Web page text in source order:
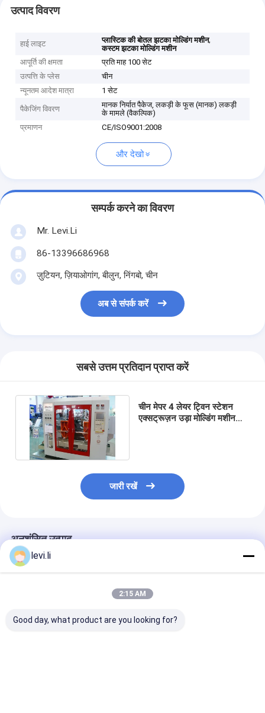
उत्पाद विवरण
हाई लाइट प्लास्टिक की बोतल झटका मोल्डिंग मशीन,
कस्टम झटका मोल्डिंग मशीन
आपूर्ति की क्षमता
प्रति माह 100 सेट
उत्पत्ति के प्लेस
चीन
न्यूनतम आदेश मात्रा
1 सेट
पैकेजिंग विवरण
मानक निर्यात पैकेज, लकड़ी के फूस (मानक) लकड़ी
के मामले (वैकल्पिक)
प्रमाणन
CE/ISO9001:2008
और देखो
सम्पर्क करने का विवरण
Mr. Levi.Li
86-13396686968
ज़ुटियन, ज़ियाओगांग, बीलुन, निंगबो, चीन
अब से संपर्क करें
सबसे उत्तम प्रतिदान प्राप्त करें
चीन मेपर 4 लेयर ट्विन स्टेशन
एक्सट्रूज़न उड़ा मोल्डिंग मशीन
जारी रखें
अनुशंसित उत्पाद
levi.li
2:15 AM
Good day, what product are you looking for?